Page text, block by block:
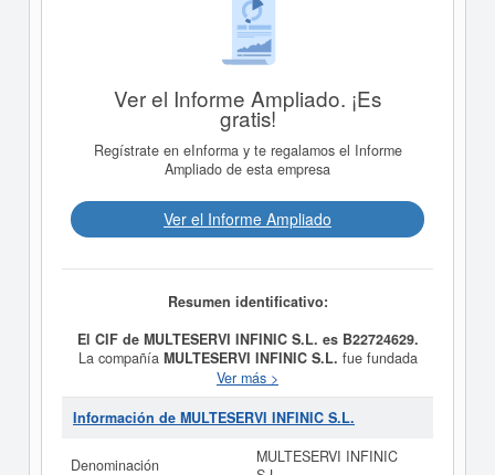
Ver el Informe Ampliado. ¡Es
gratis!
Regístrate en eInforma y te regalamos el Informe
Ampliado de esta empresa
Ver el Informe Ampliado
Resumen identificativo:
El CIF de MULTESERVI INFINIC S.L. es B22724629.
La compañía MULTESERVI INFINIC S.L. fue fundada
el día 10/07/2025 teniendo como meta social
ACTIVIDAD PRINCIPAL: 4101 / CONSTRUCCION DE
EDIFICIOS RESIDENCIALES. OTRAS ACTIVIDADES:
INDUSTRIAL Y DE EDIFICIOS. 4324 / OTRAS
INSTALACIONES EN OBRAS DE CONSTRUCCION.
Ver más >
Información de MULTESERVI INFINIC S.L.
Denominación
MULTESERVI INFINIC